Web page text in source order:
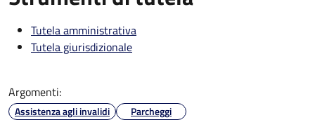
Tutela amministrativa
Tutela giurisdizionale
Argomenti:
Assistenza agli invalidi Parcheggi